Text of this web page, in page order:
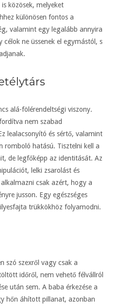
közösek, melyeket
különösen fontos a
valamint egy legalább annyira
ne üssenek el egymástól, s
alá-fölérendeltségi viszony.
nem szabad
lealacsonyító és sértő, valamint
romboló hatású. Tisztelni kell a
de legfőképp az identitását. Az
lelki zsarolást és
csak azért, hogy a
jusson. Egy egészséges
trükkökhöz folyamodni.
szó szexről vagy csak a
időről, nem vehető félvállról
után sem. A baba érkezése a
hőn áhított pillanat, azonban